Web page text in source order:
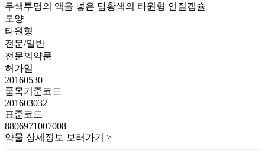
무색투명의 액을 넣은 담황색의 타원형 연질캡슐
모양
타원형
전문/일반
전문의약품
허가일
20160530
품목기준코드
201603032
표준코드
8806971007008
약물 상세정보 보러가기 >